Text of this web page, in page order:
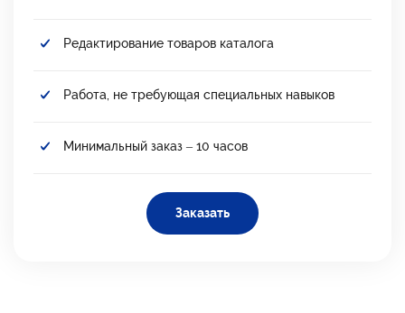
Редактирование товаров каталога
Работа, не требующая специальных навыков
Минимальный заказ – 10 часов
Заказать